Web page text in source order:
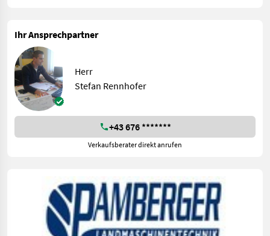
Ihr Ansprechpartner
Herr
Stefan Rennhofer
+43 676 *******
Verkaufsberater direkt anrufen